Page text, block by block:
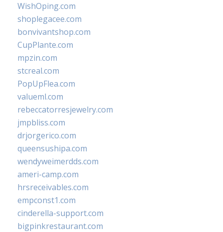
WishOping.com
shoplegacee.com
bonvivantshop.com
CupPlante.com
mpzin.com
stcreal.com
PopUpFlea.com
valueml.com
rebeccatorresjewelry.com
jmpbliss.com
drjorgerico.com
queensushipa.com
wendyweimerdds.com
ameri-camp.com
hrsreceivables.com
empconst1.com
cinderella-support.com
bigpinkrestaurant.com